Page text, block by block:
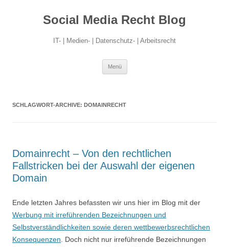
Social Media Recht Blog
IT- | Medien- | Datenschutz- | Arbeitsrecht
Menü
SCHLAGWORT-ARCHIVE: DOMAINRECHT
Domainrecht – Von den rechtlichen
Fallstricken bei der Auswahl der eigenen
Domain
Ende letzten Jahres befassten wir uns hier im Blog mit der
Werbung mit irreführenden Bezeichnungen und
Selbstverständlichkeiten sowie deren wettbewerbsrechtlichen
Konsequenzen . Doch nicht nur irreführende Bezeichnungen